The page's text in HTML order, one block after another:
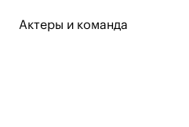
Актеры и команда